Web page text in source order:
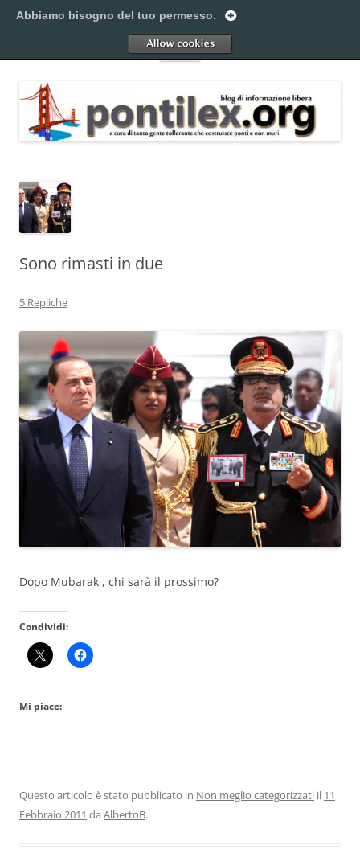
al
Pontilex
Menu
Sono rimasti in due
5 Repliche
Dopo Mubarak , chi sarà il prossimo?
Condividi:
Mi piace:
Questo articolo è stato pubblicato in Non meglio categorizzati il 11
Febbraio 2011 da AlbertoB.
Abbiamo bisogno del tuo permesso.